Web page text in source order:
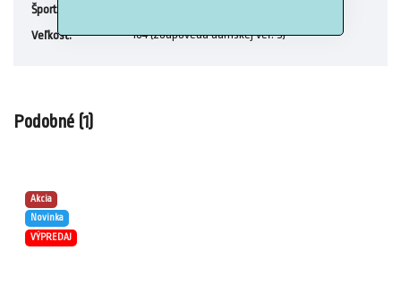
Šport:
Veľkosť: 164 (zodpovedá dámskej veľ. S)
Podobné (1)
Akcia
Novinka
VÝPREDAJ